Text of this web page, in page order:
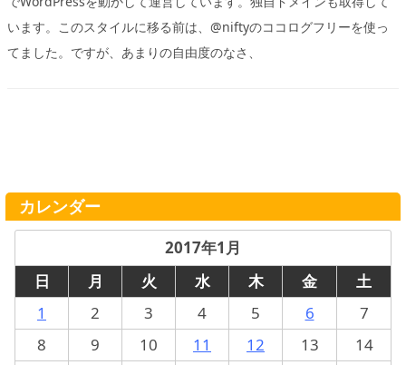
います。このスタイルに移る前は、@niftyのココログフリーを使っ
てました。ですが、あまりの自由度のなさ、
カレンダー
2017年1月
日
月 火 水 木 金
土
1
2 3 4 5 6
7
8
9 10 11 12 13
14